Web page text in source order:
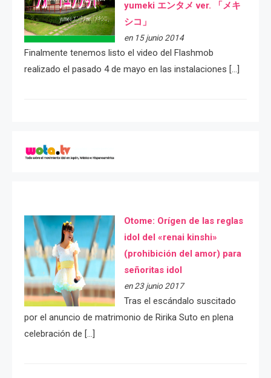
yumeki エンタメ ver. 「メキ
シコ」
en 15 junio 2014
Finalmente tenemos listo el video del Flashmob
realizado el pasado 4 de mayo en las instalaciones […]
Otome: Orígen de las reglas
idol del «renai kinshi»
(prohibición del amor) para
señoritas idol
en 23 junio 2017
Tras el escándalo suscitado
por el anuncio de matrimonio de Ririka Suto en plena
celebración de […]